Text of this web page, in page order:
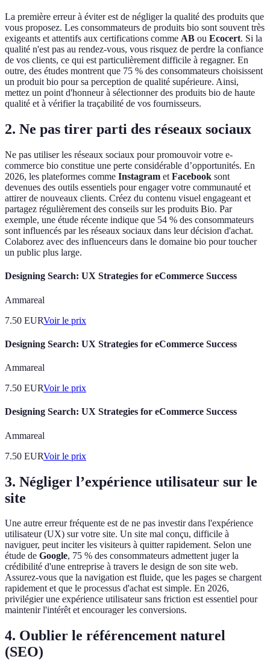
La première erreur à éviter est de négliger la qualité des produits que
vous proposez. Les consommateurs de produits bio sont souvent très
exigeants et attentifs aux certifications comme AB ou Ecocert. Si la
qualité n'est pas au rendez-vous, vous risquez de perdre la confiance
de vos clients, ce qui est particulièrement difficile à regagner. En
outre, des études montrent que 75 % des consommateurs choisissent
un produit bio pour sa perception de qualité supérieure. Ainsi,
mettez un point d'honneur à sélectionner des produits bio de haute
qualité et à vérifier la traçabilité de vos fournisseurs.
2. Ne pas tirer parti des réseaux sociaux
Ne pas utiliser les réseaux sociaux pour promouvoir votre e-
commerce bio constitue une perte considérable d’opportunités. En
2026, les plateformes comme Instagram et Facebook sont
devenues des outils essentiels pour engager votre communauté et
attirer de nouveaux clients. Créez du contenu visuel engageant et
partagez régulièrement des conseils sur les produits Bio. Par
exemple, une étude récente indique que 54 % des consommateurs
sont influencés par les réseaux sociaux dans leur décision d'achat.
Colaborez avec des influenceurs dans le domaine bio pour toucher
un public plus large.
Designing Search: UX Strategies for eCommerce Success
Ammareal
7.50 EURVoir le prix
Designing Search: UX Strategies for eCommerce Success
Ammareal
7.50 EURVoir le prix
Designing Search: UX Strategies for eCommerce Success
Ammareal
7.50 EURVoir le prix
3. Négliger l’expérience utilisateur sur le
site
Une autre erreur fréquente est de ne pas investir dans l'expérience
utilisateur (UX) sur votre site. Un site mal conçu, difficile à
naviguer, peut inciter les visiteurs à quitter rapidement. Selon une
étude de Google, 75 % des consommateurs admettent juger la
crédibilité d'une entreprise à travers le design de son site web.
Assurez-vous que la navigation est fluide, que les pages se chargent
rapidement et que le processus d'achat est simple. En 2026,
privilégier une expérience utilisateur sans friction est essentiel pour
maintenir l'intérêt et encourager les conversions.
4. Oublier le référencement naturel
(SEO)